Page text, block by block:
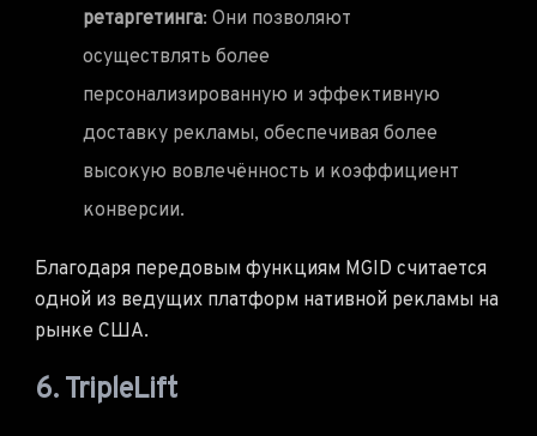
ретаргетинга: Они позволяют
осуществлять более
персонализированную и эффективную
доставку рекламы, обеспечивая более
высокую вовлечённость и коэффициент
конверсии.
Благодаря передовым функциям MGID считается
одной из ведущих платформ нативной рекламы на
рынке США.
6. TripleLift